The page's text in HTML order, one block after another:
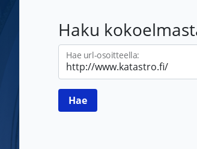
Haku
Hae url-osoitteella: